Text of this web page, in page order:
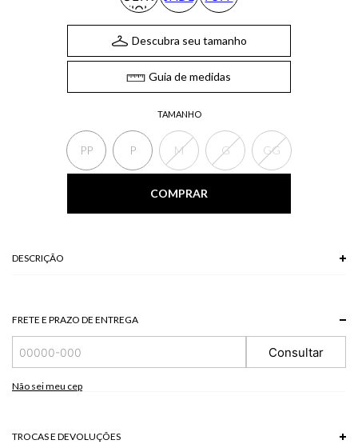
TAMANHO
PP P M G GG
Descubra seu tamanho
Guia de medidas
COMPRAR
DESCRIÇÃO
FRETE E PRAZO DE ENTREGA
Consultar
Não sei meu cep
TROCAS E DEVOLUÇÕES